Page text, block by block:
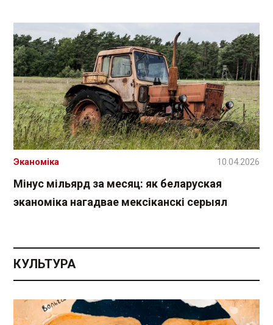
Мінус мільярд за месяц: як беларуская
эканоміка нагадвае мексіканскі серыял
Эканоміка 10.04.2026
КУЛЬТУРА